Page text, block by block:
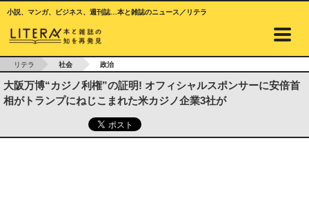
小説、マンガ、ビジネス、週刊誌…本と雑誌のニュース／リテラ
リテラ 社会 政治
大阪万博“カジノ利権”の証明! オフィシャルスポンサーに安倍首
相がトランプにねじこまれた米カジノ企業3社が